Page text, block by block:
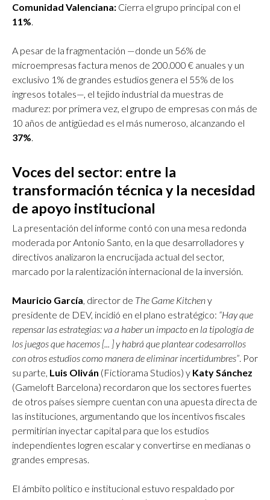
Comunidad Valenciana: Cierra el grupo principal con el
11%
A pesar de la fragmentación —donde un 56% de
microempresas factura menos de 200.000 € anuales y un
exclusivo 1% de grandes estudios genera el 55% de los
ingresos totales—, el tejido industrial da muestras de
madurez: por primera vez, el grupo de empresas con más de
10 años de antigüedad es el más numeroso, alcanzando el
37%
Voces del sector: entre la
transformación técnica y la necesidad
de apoyo institucional
La presentación del informe contó con una mesa redonda
moderada por Antonio Santo, en la que desarrolladores y
directivos analizaron la encrucijada actual del sector,
marcado por la ralentización internacional de la inversión.
Mauricio García, director de The Game Kitcheny
presidente de DEV, incidió en el plano estratégico: “Hay que
repensar las estrategias: va a haber un impacto en la tipología de
los juegos que hacemos [... ] y habrá que plantear codesarrollos
con otros estudios como manera de eliminar incertidumbres”. Por
su parte, Luis Oliván (Fictiorama Studios) y Katy Sánchez
(Gameloft Barcelona) recordaron que los sectores fuertes
de otros países siempre cuentan con una apuesta directa de
las instituciones, argumentando que los incentivos fiscales
permitirían inyectar capital para que los estudios
independientes logren escalar y convertirse en medianas o
grandes empresas.
El ámbito político e institucional estuvo respaldado por